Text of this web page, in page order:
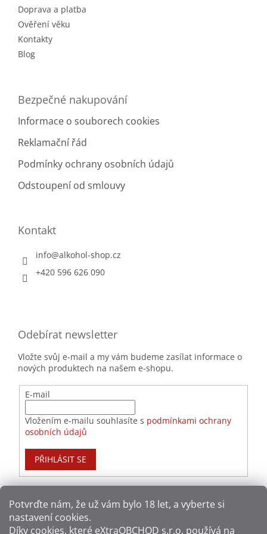
Potvrďte nám​​, že už vám bylo 18 let, a vyberte si
nastavení cookies.
Díky cookies, které eXtraOBCHOD s.r.o. používá na
Doprava a platba
Ověření věku
Kontakty
Blog
Bezpečné nakupování
Informace o souborech cookies
Reklamační řád
Podmínky ochrany osobních údajů
Odstoupení od smlouvy
Kontakt
info@alkohol-shop.cz
+420 596 626 090
Odebírat newsletter
Vložte svůj e-mail a my vám budeme zasílat informace o
nových produktech na našem e-shopu.
E-mail
Vložením e-mailu souhlasíte s podmínkami ochrany
osobních údajů
PŘIHLÁSIT SE